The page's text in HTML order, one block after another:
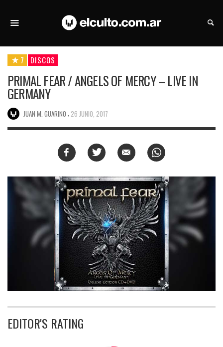
7 DISCOS
PRIMAL FEAR / ANGELS OF MERCY – LIVE IN
GERMANY
JUAN M. GUARINO 26 JUNIO, 2017
EDITOR'S RATING